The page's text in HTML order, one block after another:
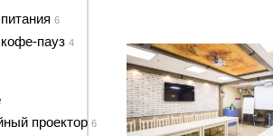
6
пауз 4
проектор 6